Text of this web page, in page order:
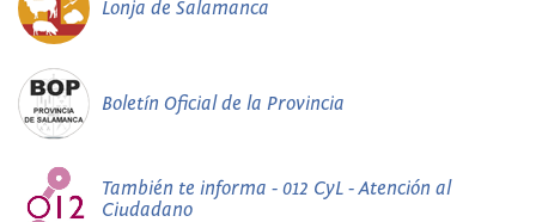
Lonja de Salamanca
Boletín Oficial de la Provincia
También te informa - 012 CyL - Atención al
Ciudadano